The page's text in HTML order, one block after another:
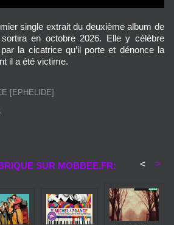
en octobre 2026. Elle y célèbre
par la cicatrice qu’il porte et dénonce la
il a été victime.
[EPHELIDE]
SUR MOBBEE.FR: < >